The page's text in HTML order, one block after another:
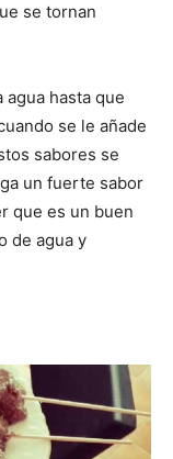
se tornan
agua hasta que
se le añade
sabores se
un fuerte sabor
que es un buen
de agua y